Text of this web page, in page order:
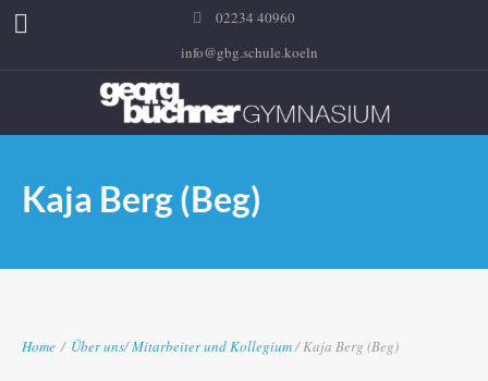
02234 40960
info@gbg.schule.koeln
Kaja Berg (Beg)
Home / Über uns/Mitarbeiter und Kollegium/ Kaja Berg (Beg)